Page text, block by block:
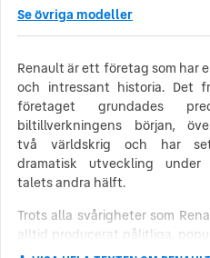
Se övriga modeller
Renault är ett företag som har
och intressant historia. Det
företaget grundades
biltillverkningens början,
två världskrig och har
dramatisk utveckling under
talets andra hälft.
Trots alla svårigheter som
alltid producerat pålitliga,
som populariserade stadsbilen